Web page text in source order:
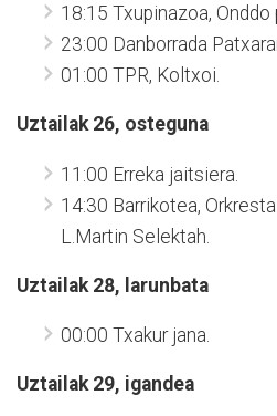
18:15 Txupinazoa, Onddo
23:00 Danborrada
01:00 TPR, Koltxoi.
Uztailak 26, osteguna
11:00 Erreka jaitsiera.
14:30 Barrikotea,
L.Martin Selektah.
Uztailak 28, larunbata
00:00 Txakur jana.
Uztailak 29, igandea